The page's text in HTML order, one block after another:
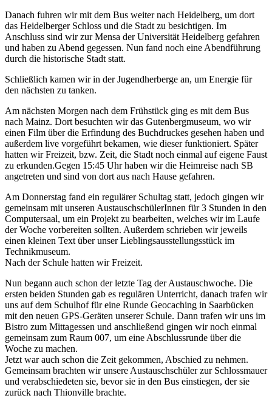
Danach fuhren wir mit dem Bus weiter nach Heidelberg, um dort
das Heidelberger Schloss und die Stadt zu besichtigen. Im
Anschluss sind wir zur Mensa der Universität Heidelberg gefahren
und haben zu Abend gegessen. Nun fand noch eine Abendführung
durch die historische Stadt statt.
Schließlich kamen wir in der Jugendherberge an, um Energie für
den nächsten zu tanken.
Am nächsten Morgen nach dem Frühstück ging es mit dem Bus
nach Mainz. Dort besuchten wir das Gutenbergmuseum, wo wir
einen Film über die Erfindung des Buchdruckes gesehen haben und
außerdem live vorgeführt bekamen, wie dieser funktioniert. Später
hatten wir Freizeit, bzw. Zeit, die Stadt noch einmal auf eigene Faust
zu erkunden.Gegen 15:45 Uhr haben wir die Heimreise nach SB
angetreten und sind von dort aus nach Hause gefahren.
Am Donnerstag fand ein regulärer Schultag statt, jedoch gingen wir
gemeinsam mit unseren AustauschschülerInnen für 3 Stunden in den
Computersaal, um ein Projekt zu bearbeiten, welches wir im Laufe
der Woche vorbereiten sollten. Außerdem schrieben wir jeweils
einen kleinen Text über unser Lieblingsausstellungsstück im
Technikmuseum.
Nach der Schule hatten wir Freizeit.
Nun begann auch schon der letzte Tag der Austauschwoche. Die
ersten beiden Stunden gab es regulären Unterricht, danach trafen wir
uns auf dem Schulhof für eine Runde Geocaching in Saarbücken
mit den neuen GPS-Geräten unserer Schule. Dann trafen wir uns im
Bistro zum Mittagessen und anschließend gingen wir noch einmal
gemeinsam zum Raum 007, um eine Abschlussrunde über die
Woche zu machen.
Jetzt war auch schon die Zeit gekommen, Abschied zu nehmen.
Gemeinsam brachten wir unsere Austauschschüler zur Schlossmauer
und verabschiedeten sie, bevor sie in den Bus einstiegen, der sie
zurück nach Thionville brachte.